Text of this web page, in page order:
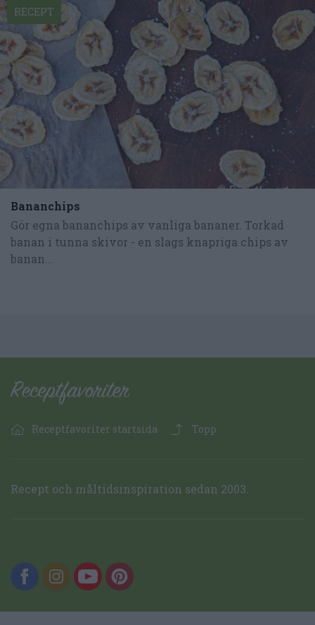
Bananchips
Gör egna bananchips av vanliga bananer. Torkad
banan i tunna skivor - en slags knapriga chips av
banan...
RECEPT
Receptfavoriter startsida Topp
Recept och måltidsinspiration sedan 2003.